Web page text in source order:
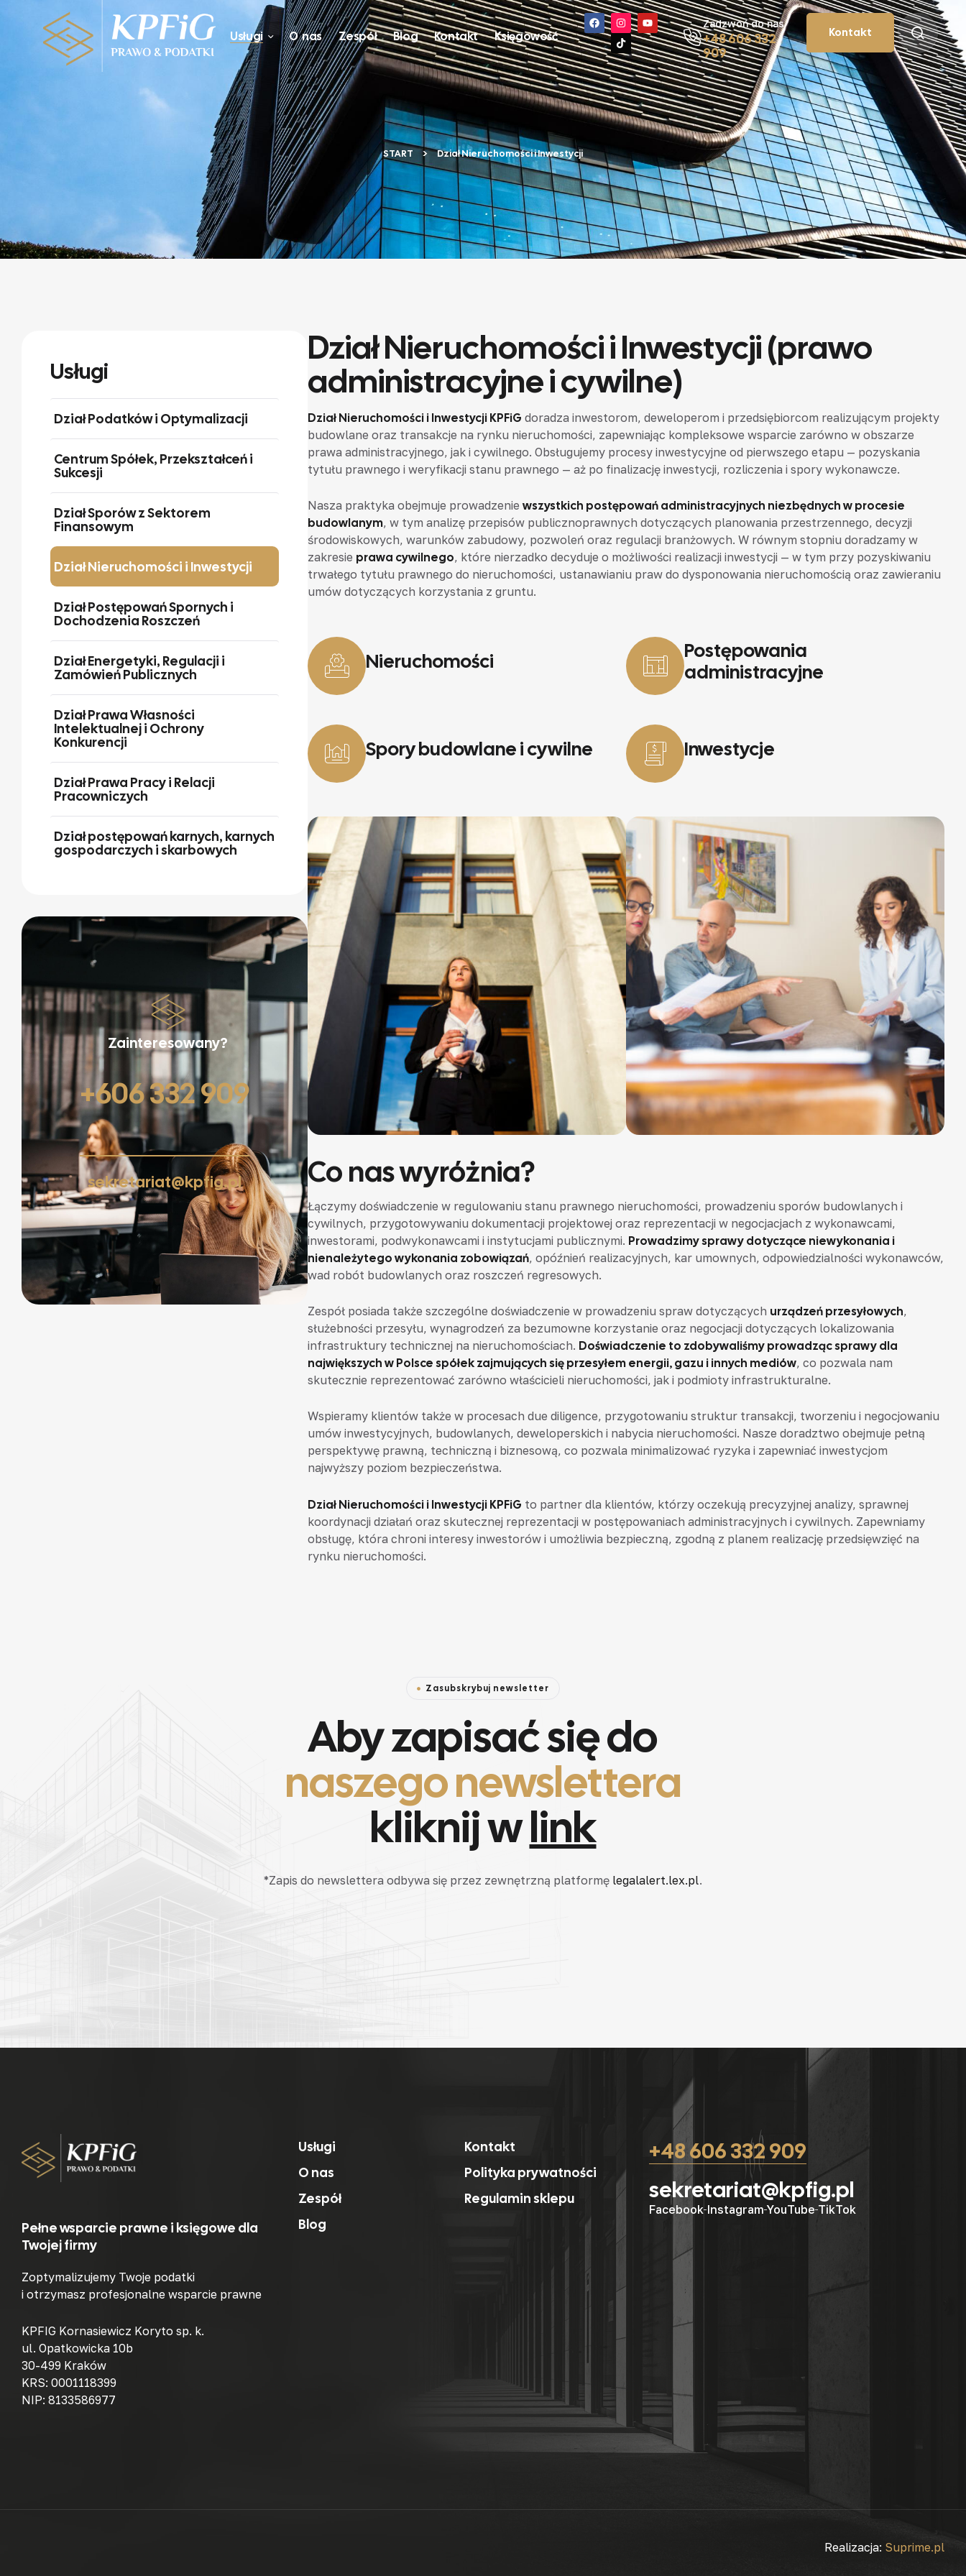
Usługi O nas Zespół Blog Kontakt Księgowość
Zadzwoń do nas
+48 606 332
909
Kontakt
START Dział Nieruchomości i Inwestycji
Usługi
Dział Podatków i Optymalizacji
Centrum Spółek, Przekształceń i
Sukcesji
Dział Sporów z Sektorem
Finansowym
Dział Nieruchomości i Inwestycji
Dział Postępowań Spornych i
Dochodzenia Roszczeń
Dział Energetyki, Regulacji i
Zamówień Publicznych
Dział Prawa Własności
Intelektualnej i Ochrony
Konkurencji
Dział Prawa Pracy i Relacji
Pracowniczych
Dział postępowań karnych, karnych
gospodarczych i skarbowych
Zainteresowany?
+606 332 909
sekretariat@kpfig.pl
Dział Nieruchomości i Inwestycji (prawo
administracyjne i cywilne)
Dział Nieruchomości i Inwestycji KPFiG doradza inwestorom, deweloperom i przedsiębiorcom realizującym projekty
budowlane oraz transakcje na rynku nieruchomości, zapewniając kompleksowe wsparcie zarówno w obszarze
prawa administracyjnego, jak i cywilnego. Obsługujemy procesy inwestycyjne od pierwszego etapu — pozyskania
tytułu prawnego i weryfikacji stanu prawnego — aż po finalizację inwestycji, rozliczenia i spory wykonawcze.
Nasza praktyka obejmuje prowadzeniewszystkich postępowań administracyjnych niezbędnych w procesie
budowlanym, w tym analizę przepisów publicznoprawnych dotyczących planowania przestrzennego, decyzji
środowiskowych, warunków zabudowy, pozwoleń oraz regulacji branżowych. W równym stopniu doradzamy w
zakresie prawa cywilnego, które nierzadko decyduje o możliwości realizacji inwestycji — w tym przy pozyskiwaniu
trwałego tytułu prawnego do nieruchomości, ustanawianiu praw do dysponowania nieruchomością oraz zawieraniu
umów dotyczących korzystania z gruntu.
Nieruchomości
Postępowania
administracyjne
Spory budowlane i cywilne Inwestycje
Co nas wyróżnia?
Łączymy doświadczenie w regulowaniu stanu prawnego nieruchomości, prowadzeniu sporów budowlanych i
cywilnych, przygotowywaniu dokumentacji projektowej oraz reprezentacji w negocjacjach z wykonawcami,
inwestorami, podwykonawcami i instytucjami publicznymi. Prowadzimy sprawy dotyczące niewykonania i
nienależytego wykonania zobowiązań, opóźnień realizacyjnych, kar umownych, odpowiedzialności wykonawców,
wad robót budowlanych oraz roszczeń regresowych.
Zespół posiada także szczególne doświadczenie w prowadzeniu spraw dotyczących urządzeń przesyłowych,
służebności przesyłu, wynagrodzeń za bezumowne korzystanie oraz negocjacji dotyczących lokalizowania
infrastruktury technicznej na nieruchomościach. Doświadczenie to zdobywaliśmy prowadząc sprawy dla
największych w Polsce spółek zajmujących się przesyłem energii, gazu i innych mediów, co pozwala nam
skutecznie reprezentować zarówno właścicieli nieruchomości, jak i podmioty infrastrukturalne.
Wspieramy klientów także w procesach due diligence, przygotowaniu struktur transakcji, tworzeniu i negocjowaniu
umów inwestycyjnych, budowlanych, deweloperskich i nabycia nieruchomości. Nasze doradztwo obejmuje pełną
perspektywę prawną, techniczną i biznesową, co pozwala minimalizować ryzyka i zapewniać inwestycjom
najwyższy poziom bezpieczeństwa.
Dział Nieruchomości i Inwestycji KPFiG to partner dla klientów, którzy oczekują precyzyjnej analizy, sprawnej
koordynacji działań oraz skutecznej reprezentacji w postępowaniach administracyjnych i cywilnych. Zapewniamy
obsługę, która chroni interesy inwestorów i umożliwia bezpieczną, zgodną z planem realizację przedsięwzięć na
rynku nieruchomości.
Zasubskrybuj newsletter
Aby zapisać się do
naszego newslettera
kliknij wlink
*Zapis do newslettera odbywa się przez zewnętrzną platformę legalalert.lex.pl.
Pełne wsparcie prawne i księgowe dla
Twojej firmy
Zoptymalizujemy Twoje podatki
i otrzymasz profesjonalne wsparcie prawne
KPFIG Kornasiewicz Koryto sp. k.
ul. Opatkowicka 10b
30-499 Kraków
KRS: 0001118399
NIP: 8133586977
Usługi
O nas
Zespół
Blog
Kontakt
Polityka prywatności
Regulamin sklepu
+48 606 332 909
sekretariat@kpfig.pl
Facebook Instagram YouTube TikTok
Realizacja: Suprime.pl